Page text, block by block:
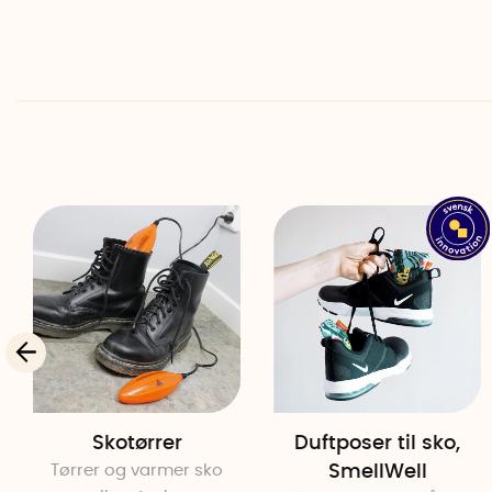
Skotørrer
Tørrer og varmer sko
Duftposer til sko,
SmellWell